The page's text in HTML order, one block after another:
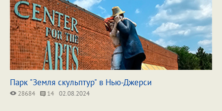
Парк "Земля скульптур" в Нью-Джерси
28684 14 02.08.2024